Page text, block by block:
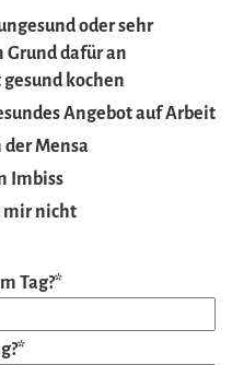
oder sehr
Grund dafür an
kochen
Angebot auf Arbeit
Mensa
Imbiss
mir nicht
Tag?*